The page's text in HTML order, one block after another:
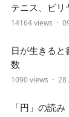
テニス、ビリ
14164 views
日が生きる
数
1090 views 28
「円」の読